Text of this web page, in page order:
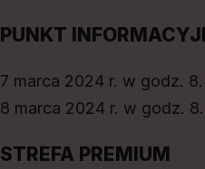
PUNKT
7 marca 2024 r. w godz.
8 marca 2024 r. w godz.
STREFA PREMIUM